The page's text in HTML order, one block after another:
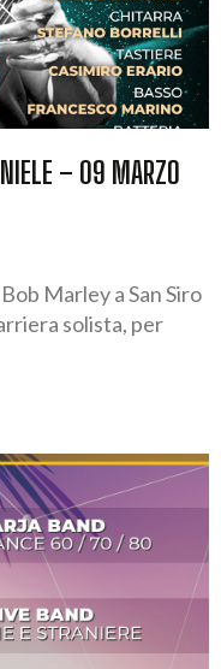
– 09 MARZO
Marley a San Siro
solista, per